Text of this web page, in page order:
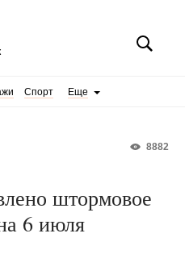
Спорт Еще
8882
штормовое
6 июля